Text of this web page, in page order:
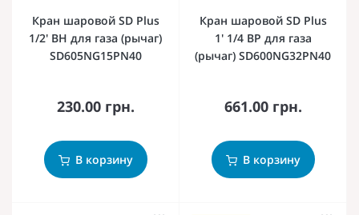
Кран шаровой SD Plus
1/2' ВН для газа (рычаг)
SD605NG15PN40
230.00 грн.
В корзину
Кран шаровой SD Plus
1' 1/4 ВР для газа
(рычаг) SD600NG32PN40
661.00 грн.
В корзину